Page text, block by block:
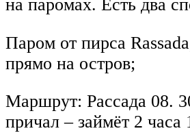
на паромах. Есть два
Паром от пирса
прямо на остров;
Маршрут: Рассада 08.
причал – займёт 2 часа